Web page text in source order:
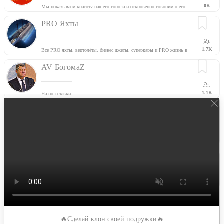
Мы показываем красоту нашего города и откровенно говорим о его
0K
PRO Яхты
Все PRO яхты, вертолёты, бизнес джеты, суперкары и PRO жизнь в
1.7K
AV БогомаZ
На пол ставки. 1.1K
понад 60 українських Університетів. У зв’язку з війною в Україні
0.6K
Еще →
🔥Сделай клон своей подружки🔥